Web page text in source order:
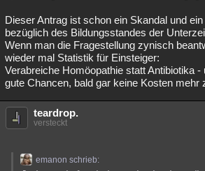
Dieser Antrag ist schon ein Skandal und
bezüglich des Bildungsstandes der
Wenn man die Fragestellung zynisch
wieder mal Statistik für Einsteiger:
Verabreiche Homöopathie statt Antibiotika -
gute Chancen, bald gar keine Kosten mehr
teardrop.
versteckt
emanon schrieb: